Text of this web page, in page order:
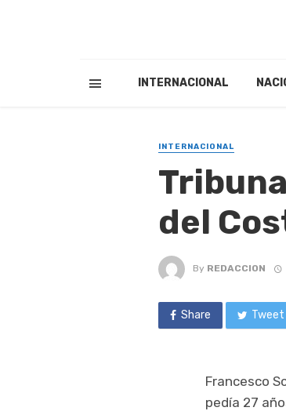
INTERNACIONAL
INTERNACIONAL
del
By REDACCION
Share Tweet
Francesco
pedía 27